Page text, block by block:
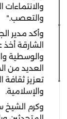
والتعصب."
وأكد مدير
الشارقة
والوسطية
العديد من
تعزيز
والإسلامية.
وكرم الشيخ